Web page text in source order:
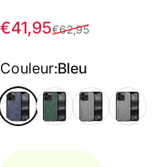
Prix promotionnel
€41,95
Prix habituel
€62,95
Couleur
Couleur:Bleu